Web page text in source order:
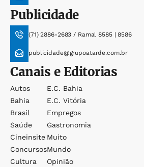
Publicidade
(71) 2886-2683 / Ramal 8585 | 8586
publicidade@grupoatarde.com.br
Canais e Editorias
Autos
Bahia
Brasil
Saúde
Cineinsite
Concursos
Cultura
E.c. Bahia
E.c. Vitória
Empregos
Gastronomia
Muito
Mundo
Opinião